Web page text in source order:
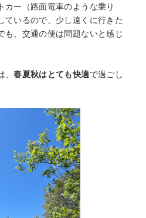
カー（路面電車のような乗り
ているので、少し遠くに行きた
も、交通の便は問題ないと感じ
、春夏秋はとても快適で過ごし